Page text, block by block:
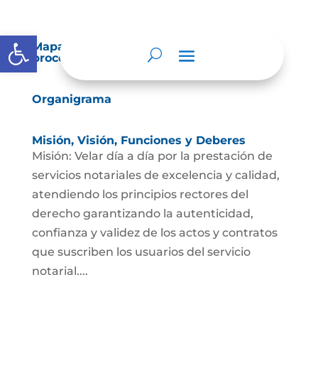
Abrir barra de herramientas
Mapas y cartas descriptivas de los
procesos
Organigrama
Misión, Visión, Funciones y Deberes
Misión: Velar día a día por la prestación de
servicios notariales de excelencia y calidad,
atendiendo los principios rectores del
derecho garantizando la autenticidad,
confianza y validez de los actos y contratos
que suscriben los usuarios del servicio
notarial....